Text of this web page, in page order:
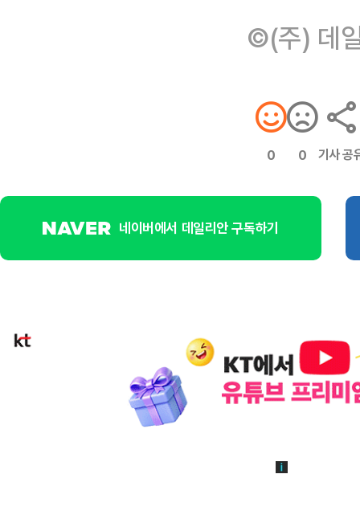
©(주) 데
0 0 기사 공
네이버에서 데일리안 구독하기